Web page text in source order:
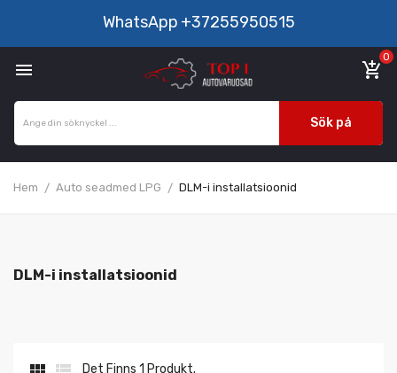
WhatsApp +37255950515
 add_shopping_cart
0
Sök på
Hem Auto seadmed LPG DLM-i installatsioonid
DLM-i installatsioonid
Det Finns 1 Produkt.